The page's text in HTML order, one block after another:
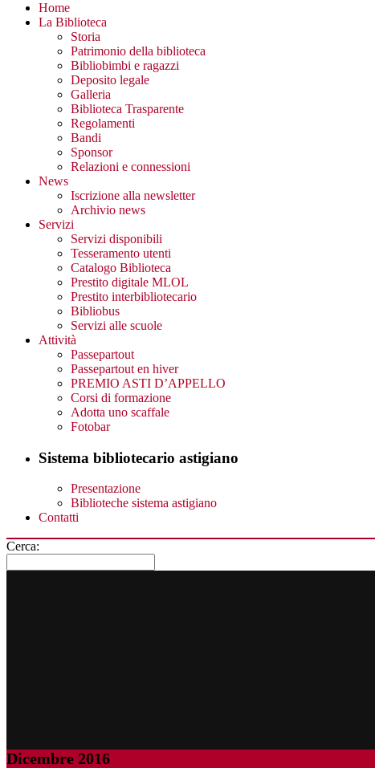
Home
La Biblioteca
Storia
Patrimonio della biblioteca
Bibliobimbi e ragazzi
Deposito legale
Galleria
Biblioteca Trasparente
Regolamenti
Bandi
Sponsor
Relazioni e connessioni
News
Iscrizione alla newsletter
Archivio news
Servizi
Servizi disponibili
Tesseramento utenti
Catalogo Biblioteca
Prestito digitale MLOL
Prestito interbibliotecario
Bibliobus
Servizi alle scuole
Attività
Passepartout
Passepartout en hiver
PREMIO ASTI D’APPELLO
Corsi di formazione
Adotta uno scaffale
Fotobar
Sistema bibliotecario astigiano
Presentazione
Biblioteche sistema astigiano
Contatti
Cerca:
Dicembre 2016